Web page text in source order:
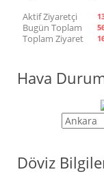
Aktif Ziyaretçi
Bugün Toplam
Toplam Ziyaret
Hava
Döviz